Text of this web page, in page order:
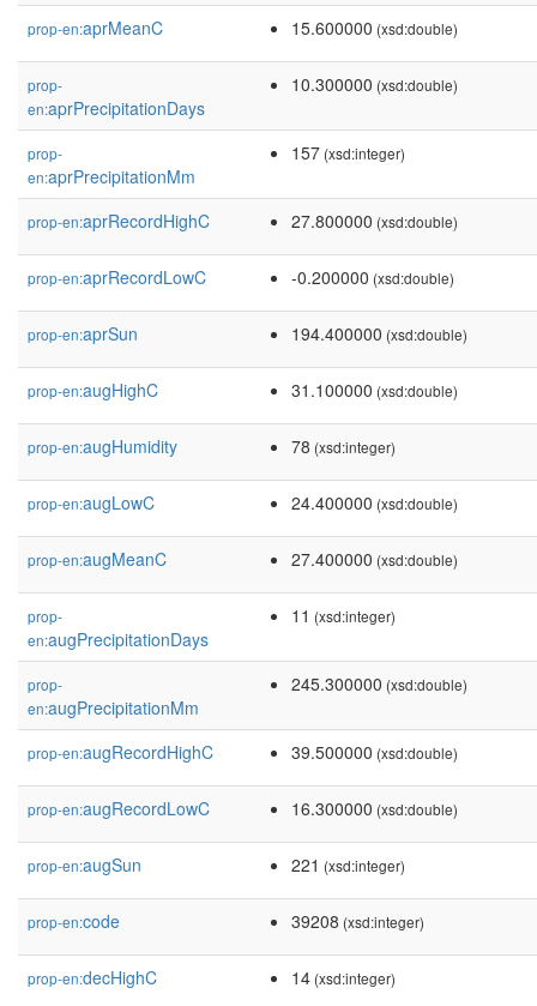
prop-en:aprMeanC 15.600000 (xsd:double)
prop-
en:aprPrecipitationDays
10.300000 (xsd:double)
prop-
en:aprPrecipitationMm
157 (xsd:integer)
prop-en:aprRecordHighC 27.800000 (xsd:double)
prop-en:aprRecordLowC -0.200000 (xsd:double)
prop-en:aprSun 194.400000 (xsd:double)
prop-en:augHighC 31.100000 (xsd:double)
prop-en:augHumidity 78 (xsd:integer)
prop-en:augLowC 24.400000 (xsd:double)
prop-en:augMeanC 27.400000 (xsd:double)
prop-
en:augPrecipitationDays
11 (xsd:integer)
prop-
en:augPrecipitationMm
245.300000 (xsd:double)
prop-en:augRecordHighC 39.500000 (xsd:double)
prop-en:augRecordLowC 16.300000 (xsd:double)
prop-en:augSun 221 (xsd:integer)
prop-en:code 39208 (xsd:integer)
prop-en:decHighC 14 (xsd:integer)